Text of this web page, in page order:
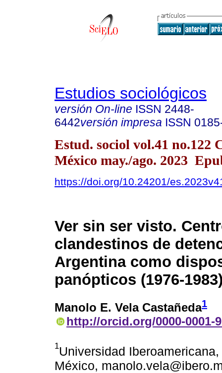
Estudios sociológicos
versión On-line ISSN 2448-
6442versión impresa ISSN
Estud. sociol vol.41 no.122
México may./ago. 2023
https://doi.org/10.24201/
Ver sin ser visto.
clandestinos de
Argentina como
panópticos (1976-
Manolo E. Vela Castañeda1
http://orcid.org/0000-0001-
1Universidad
México,